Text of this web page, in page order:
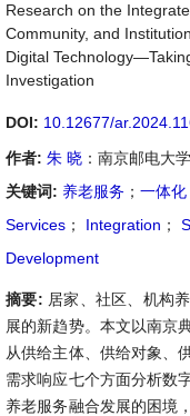
Research on the
Community, and
Digital
Investigation
DOI: 10.12677/
作者: 朱 晓 ：南京邮电大
关键词: 养老服务 ； 一体化
Services ； Integration ；
Development
摘要: 居家、社区、机构
展的新趋势。本文以南京
从供给主体、供给对象、
需求响应七个方面分析数
养老服务融合发展的困境